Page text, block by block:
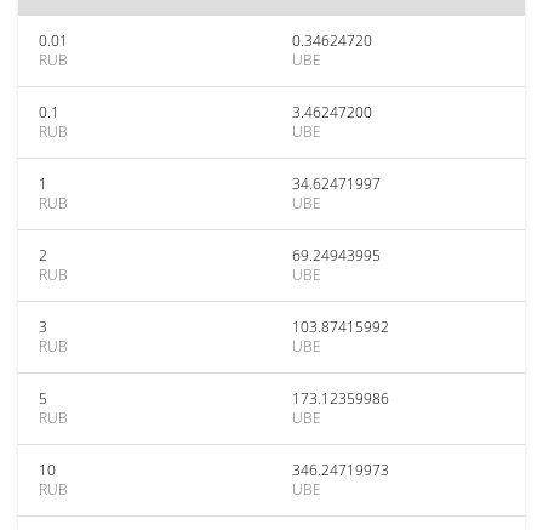
0.01
RUB
0.34624720
UBE
0.1
RUB
3.46247200
UBE
1
RUB
34.62471997
UBE
2
RUB
69.24943995
UBE
3
RUB
103.87415992
UBE
5
RUB
173.12359986
UBE
10
RUB
346.24719973
UBE